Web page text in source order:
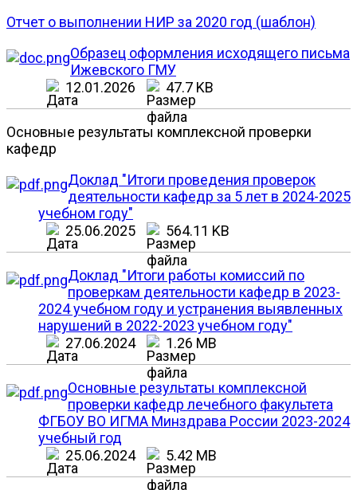
Отчет о выполнении НИР за 2020 год (шаблон)
Образец оформления исходящего письма
Ижевского ГМУ
12.01.2026
47.7 KB
Основные результаты комплексной проверки
кафедр
Доклад "Итоги проведения проверок
деятельности кафедр за 5 лет в 2024-2025
учебном году"
25.06.2025
564.11 KB
Доклад "Итоги работы комиссий по
проверкам деятельности кафедр в 2023-
2024 учебном году и устранения выявленных
нарушений в 2022-2023 учебном году"
27.06.2024
1.26 MB
Основные результаты комплексной
проверки кафедр лечебного факультета
ФГБОУ ВО ИГМА Минздрава России 2023-2024
учебный год
25.06.2024
5.42 MB